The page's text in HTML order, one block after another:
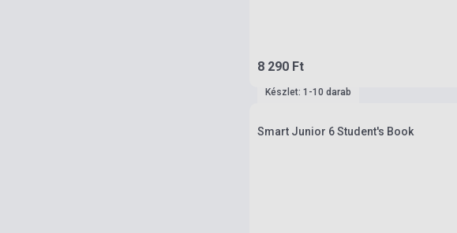
8 290 Ft
Készlet: 1-10 darab
Smart Junior 6 Student's Book